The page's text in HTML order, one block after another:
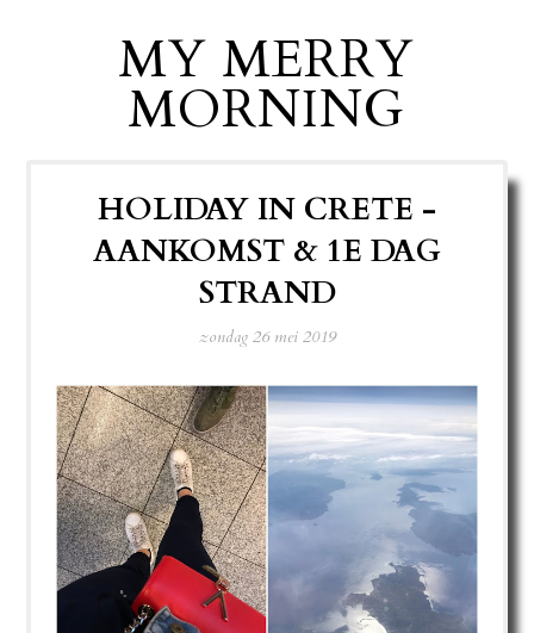
MY MERRY
MORNING
HOLIDAY IN CRETE -
AANKOMST & 1E DAG
STRAND
zondag 26 mei 2019